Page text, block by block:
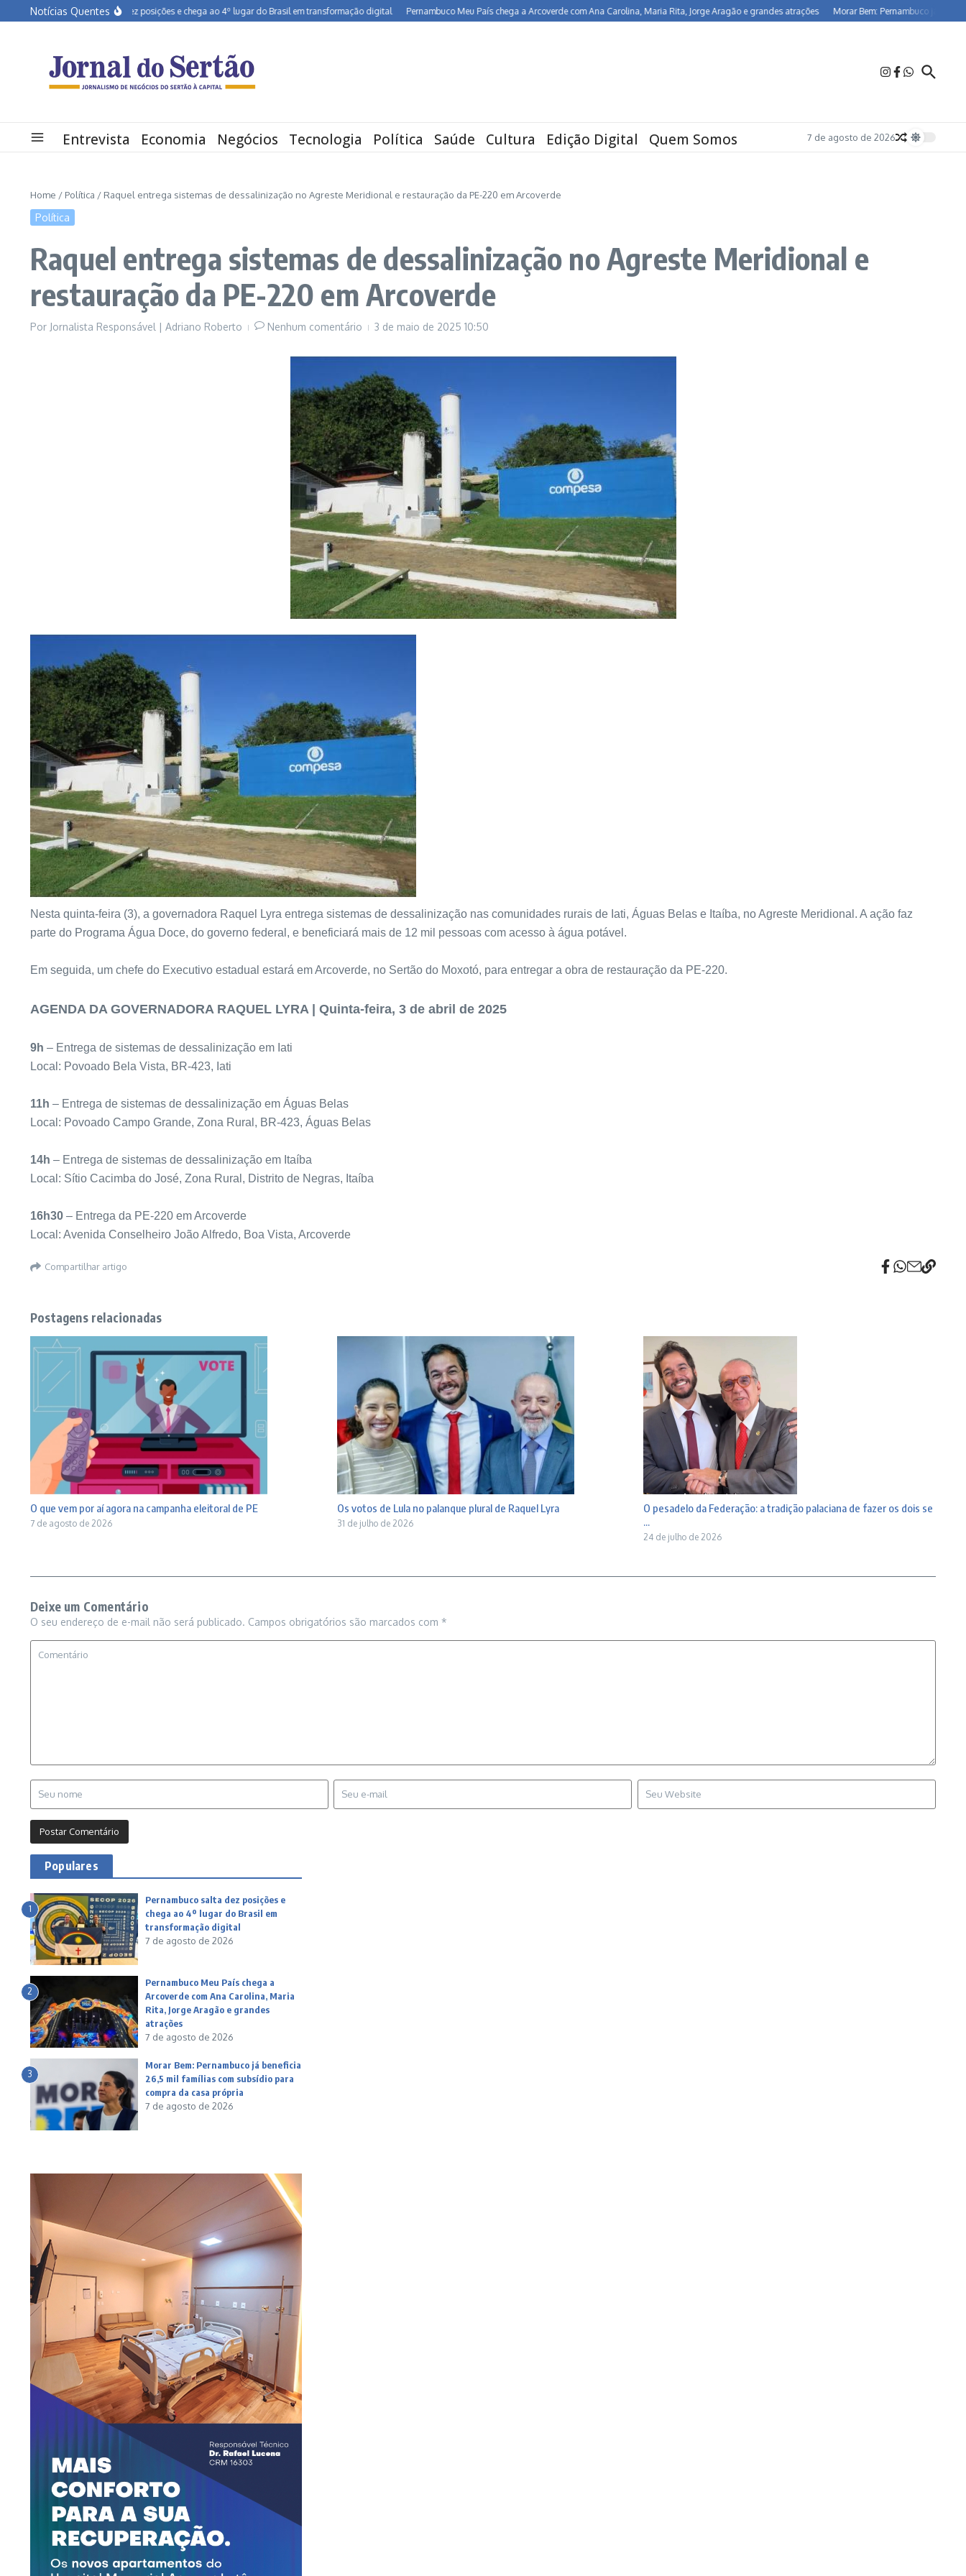
Ir para o conteúdo
Notícias Quentes
Pernambuco salta dez posições e chega ao 4º lugar do Brasil em transformação digital Pernambuco Meu País chega a Arcoverde com Ana Carolina, Maria Rita, Jorge Aragão e grandes atrações Morar Bem: Pernambuco já beneficia
Entrevista Economia Negócios Tecnologia Política Saúde Cultura Edição Digital Quem Somos 7 de agosto de 2026
Home / Política / Raquel entrega sistemas de dessalinização no Agreste Meridional e restauração da PE-220 em Arcoverde
Política
Raquel entrega sistemas de dessalinização no Agreste Meridional e
restauração da PE-220 em Arcoverde
Por Jornalista Responsável | Adriano Roberto Nenhum comentário 3 de maio de 2025 10:50
Nesta quinta-feira (3), a governadora Raquel Lyra entrega sistemas de dessalinização nas comunidades rurais de Iati, Águas Belas e Itaíba, no Agreste Meridional. A ação faz
parte do Programa Água Doce, do governo federal, e beneficiará mais de 12 mil pessoas com acesso à água potável.
Em seguida, um chefe do Executivo estadual estará em Arcoverde, no Sertão do Moxotó, para entregar a obra de restauração da PE-220.
AGENDA DA GOVERNADORA RAQUEL LYRA | Quinta-feira, 3 de abril de 2025
9h – Entrega de sistemas de dessalinização em Iati
Local: Povoado Bela Vista, BR-423, Iati
11h – Entrega de sistemas de dessalinização em Águas Belas
Local: Povoado Campo Grande, Zona Rural, BR-423, Águas Belas
14h – Entrega de sistemas de dessalinização em Itaíba
Local: Sítio Cacimba do José, Zona Rural, Distrito de Negras, Itaíba
16h30 – Entrega da PE-220 em Arcoverde
Local: Avenida Conselheiro João Alfredo, Boa Vista, Arcoverde
Compartilhar artigo
Postagens relacionadas
O que vem por aí agora na campanha eleitoral de PE
7 de agosto de 2026
Os votos de Lula no palanque plural de Raquel Lyra
31 de julho de 2026
O pesadelo da Federação: a tradição palaciana de fazer os dois se
...
24 de julho de 2026
Deixe um Comentário
O seu endereço de e-mail não será publicado. Campos obrigatórios são marcados com *
Populares
1
Pernambuco salta dez posições e
chega ao 4º lugar do Brasil em
transformação digital
7 de agosto de 2026
2
Pernambuco Meu País chega a
Arcoverde com Ana Carolina, Maria
Rita, Jorge Aragão e grandes
atrações
7 de agosto de 2026
3
Morar Bem: Pernambuco já beneficia
26,5 mil famílias com subsídio para
compra da casa própria
7 de agosto de 2026